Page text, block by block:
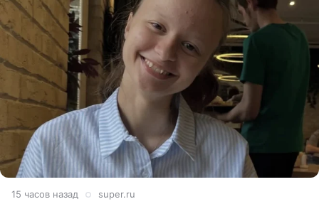
15 часов назад super.ru